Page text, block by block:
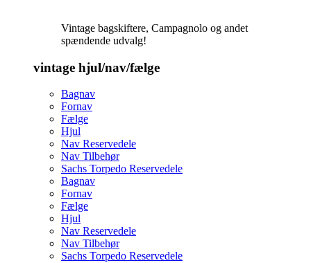
Vintage bagskiftere, Campagnolo og andet
spændende udvalg!
vintage hjul/nav/fælge
Bagnav
Fornav
Fælge
Hjul
Nav Reservedele
Nav Tilbehør
Sachs Torpedo Reservedele
Bagnav
Fornav
Fælge
Hjul
Nav Reservedele
Nav Tilbehør
Sachs Torpedo Reservedele